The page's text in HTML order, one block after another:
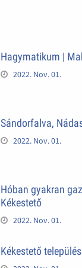
Hagymatikum |
2022. Nov. 01.
Sándorfalva,
2022. Nov. 01.
Hóban gyakran
Kékestető
2022. Nov. 01.
Kékestető település